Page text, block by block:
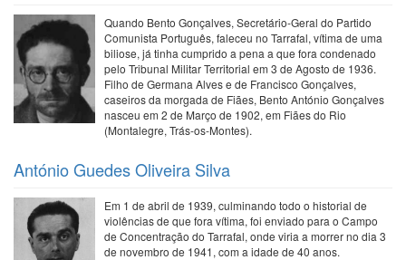
Quando Bento Gonçalves, Secretário-Geral do Partido
Comunista Português, faleceu no Tarrafal, vítima de uma
biliose, já tinha cumprido a pena a que fora condenado
pelo Tribunal Militar Territorial em 3 de Agosto de 1936.
Filho de Germana Alves e de Francisco Gonçalves,
caseiros da morgada de Fiães, Bento António Gonçalves
nasceu em 2 de Março de 1902, em Fiães do Rio
(Montalegre, Trás-os-Montes).
António Guedes Oliveira Silva
Em 1 de abril de 1939, culminando todo o historial de
violências de que fora vítima, foi enviado para o Campo
de Concentração do Tarrafal, onde viria a morrer no dia 3
de novembro de 1941, com a idade de 40 anos.